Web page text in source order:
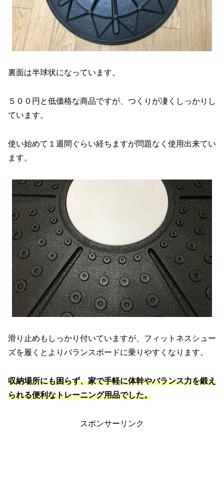
裏面は半球状になっています。
５００円と低価格な商品ですが、つくりが凄くしっかりし
ています。
使い始めて１週間ぐらい経ちますが問題なく使用出来てい
ます。
滑り止めもしっかり付いていますが、フィットネスシュー
ズを履くとよりバランスボードに乗りやすくなります。
収納場所にも困らず、家で手軽に体幹やバランス力を鍛え
られる便利なトレーニング用品でした。
スポンサーリンク